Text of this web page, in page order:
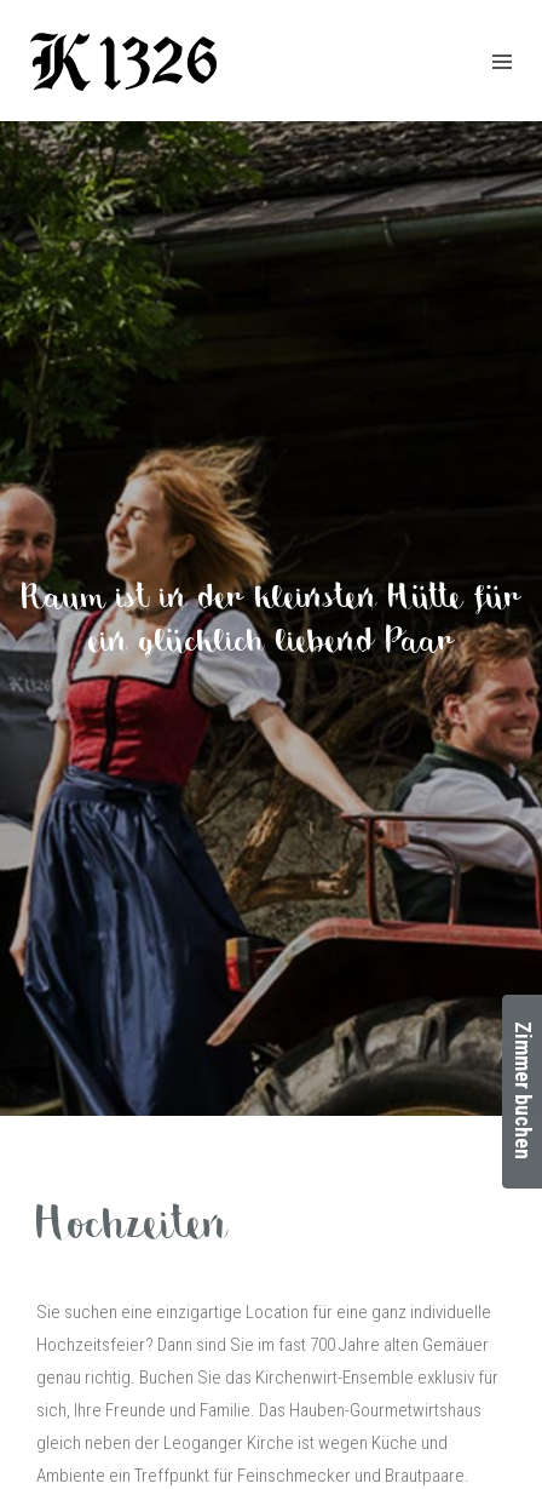
HOTEL
EVENTS
REGION
ZIMMER
BUCHEN
KONTAKT
ANFRAGE
NEWS
CHRONIK
Raum ist in der kleinsten Hütte für
ein glücklich liebend Paar
Hochzeiten
Sie suchen eine einzigartige Location für eine ganz individuelle
Hochzeitsfeier? Dann sind Sie im fast 700 Jahre alten Gemäuer
genau richtig. Buchen Sie das Kirchenwirt-Ensemble exklusiv für
sich, Ihre Freunde und Familie. Das Hauben-Gourmetwirtshaus
gleich neben der Leoganger Kirche ist wegen Küche und
Ambiente ein Treffpunkt für Feinschmecker und Brautpaare.
Zimmer buchen